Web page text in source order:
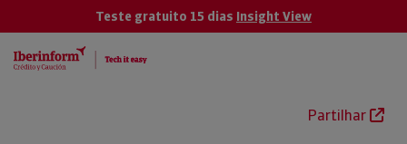
Teste gratuito 15 dias Insight View
Partilhar